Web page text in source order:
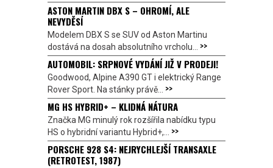
ASTON MARTIN DBX S – OHROMÍ, ALE
NEVYDĚSÍ
Modelem DBX S se SUV od Aston Martinu
dostává na dosah absolutního vrcholu... >>
AUTOMOBIL: SRPNOVÉ VYDÁNÍ JIŽ V PRODEJI!
Goodwood, Alpine A390 GT i elektrický Range
Rover Sport. Na stánky právě... >>
MG HS HYBRID+ – KLIDNÁ NÁTURA
Značka MG minulý rok rozšířila nabídku typu
HS o hybridní variantu Hybrid+,... >>
PORSCHE 928 S4: NEJRYCHLEJŠÍ TRANSAXLE
(RETROTEST, 1987)